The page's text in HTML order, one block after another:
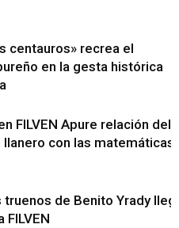
centauros» recrea el
en la gesta histórica
FILVEN Apure relación del
con las matemáticas
truenos de Benito Yrady
FILVEN